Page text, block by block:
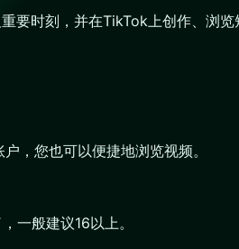
要时刻，并在TikTok上创作、浏览
，您也可以便捷地浏览视频。
一般建议16以上。